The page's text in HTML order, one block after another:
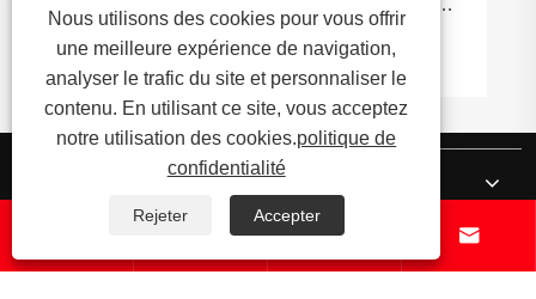
l’espace dans les machines modernes ?
Voir plus >>
À propos de nous
Produits
 
Nous utilisons des cookies pour vous offrir
une meilleure expérience de navigation,
analyser le trafic du site et personnaliser le
contenu. En utilisant ce site, vous acceptez
notre utilisation des cookies.politique de
confidentialité
Rejeter Accepter